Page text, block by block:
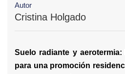
Autor
Cristina Holgado
Suelo radiante y aerotermia:
para una promoción